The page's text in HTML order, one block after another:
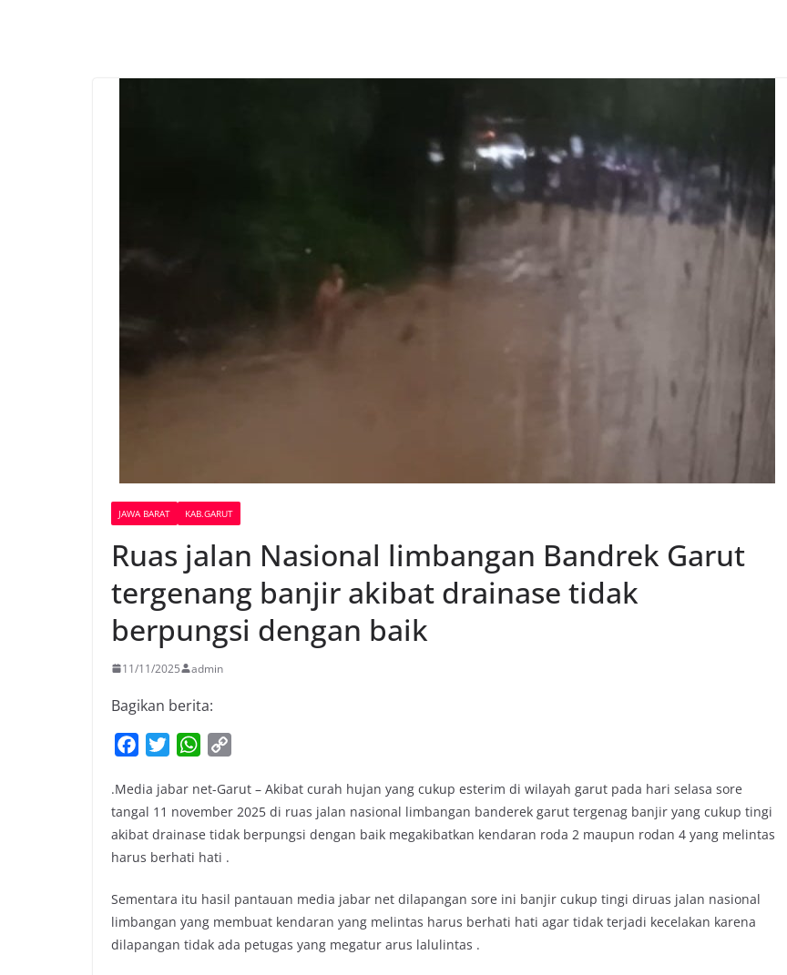
JAWA BARAT KAB.GARUT
Ruas jalan Nasional limbangan Bandrek Garut
tergenang banjir akibat drainase tidak
berpungsi dengan baik
11/11/2025 admin
Bagikan berita:
c
e
b
o
k
i
t
t
e
W
a
t
s
A
p
p
y
L
k
.Media jabar net-Garut – Akibat curah hujan yang cukup esterim di wilayah garut pada hari selasa sore
tangal 11 november 2025 di ruas jalan nasional limbangan banderek garut tergenag banjir yang cukup tingi
akibat drainase tidak berpungsi dengan baik megakibatkan kendaran roda 2 maupun rodan 4 yang melintas
harus berhati hati .
Sementara itu hasil pantauan media jabar net dilapangan sore ini banjir cukup tingi diruas jalan nasional
limbangan yang membuat kendaran yang melintas harus berhati hati agar tidak terjadi kecelakan karena
dilapangan tidak ada petugas yang megatur arus lalulintas .